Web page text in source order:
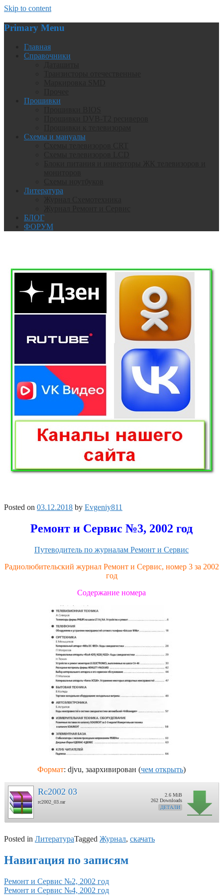
Skip to content
Primary Menu
Главная
Справочники
Прошивки
Схемы и мануалы
Литература
БЛОГ
ФОРУМ
Posted on 03.12.2018 by Evgeniy811
Ремонт и Сервис №3, 2002 год
Путеводитель по журналам Ремонт и Сервис
Радиолюбительский журнал Ремонт и Сервис, номер 3 за 2002
год
Содержание номера
Формат: djvu, заархивирован (чем открыть)
Rc2002 03
rc2002_03.rar
2.6 MiB
262 Downloads
ДЕТАЛИ
Posted in ЛитератураTagged Журнал, скачать
Навигация по записям
Ремонт и Сервис №2, 2002 год
Ремонт и Сервис №4, 2002 год